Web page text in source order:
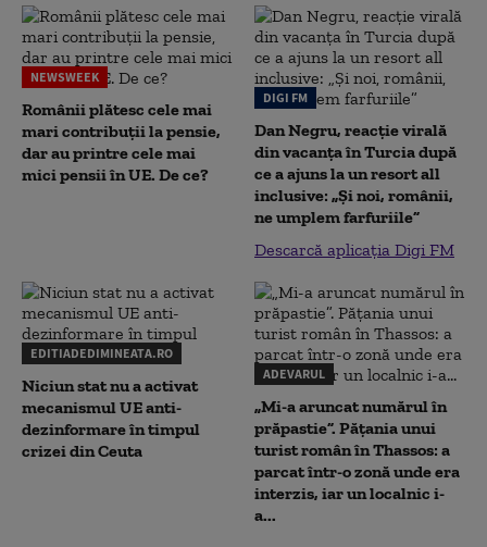
NEWSWEEK
Românii plătesc cele mai
mari contribuții la pensie,
dar au printre cele mai
mici pensii în UE. De ce?
DIGI FM
Dan Negru, reacție virală
din vacanța în Turcia după
ce a ajuns la un resort all
inclusive: „Și noi, românii,
ne umplem farfuriile”
Descarcă aplicația Digi FM
EDITIADEDIMINEATA.RO
Niciun stat nu a activat
mecanismul UE anti-
dezinformare în timpul
crizei din Ceuta
ADEVARUL
„Mi-a aruncat numărul în
prăpastie”. Pățania unui
turist român în Thassos: a
parcat într-o zonă unde era
interzis, iar un localnic i-
a...